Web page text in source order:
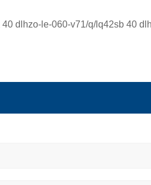
dlhzo-le-060-v71/q/lq42sb 40